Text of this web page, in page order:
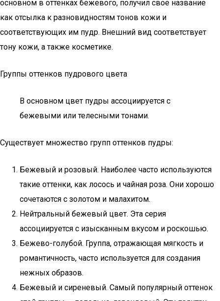
основном в оттенках бежевого, получил свое название
как отсылка к разновидностям тонов кожи и
соответствующих им пудр. Внешний вид соответствует
тону кожи, а также косметике.
Группы оттенков пудрового цвета
В основном цвет пудры ассоциируется с
бежевыми или телесными тонами.
Существует множество групп оттенков пудры:
Бежевый и розовый. Наиболее часто используются
такие оттенки, как лосось и чайная роза. Они хорошо
сочетаются с золотом и малахитом.
Нейтральный бежевый цвет. Эта серия
ассоциируется с изысканным вкусом и роскошью.
Бежево-голубой. Группа, отражающая мягкость и
романтичность, часто используется для создания
нежных образов.
Бежевый и сиреневый. Самый популярный оттенок